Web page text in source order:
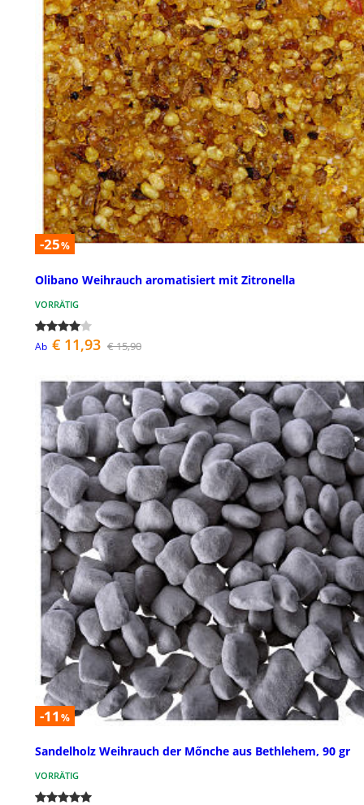
-25%
Olibano Weihrauch aromatisiert mit Zitronella
VORRÄTIG
Ab € 11,93 € 15,90
-11 %
Sandelholz Weihrauch der Mőnche aus Bethlehem, 90 gr
VORRÄTIG